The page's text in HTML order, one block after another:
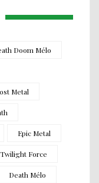
Doom Mélo
Metal
Epic Metal
Twilight Force
Death Mélo